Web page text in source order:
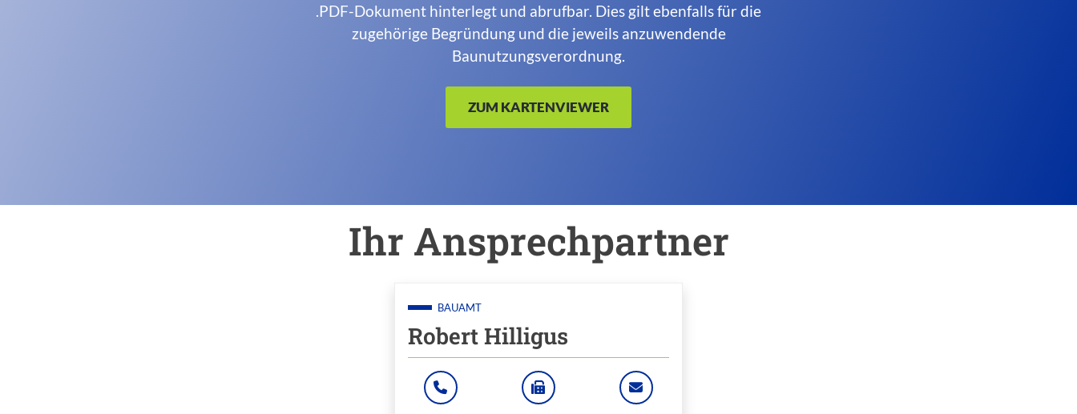
.PDF-Dokument hinterlegt und abrufbar. Dies gilt ebenfalls für die
zugehörige Begründung und die jeweils anzuwendende
Baunutzungsverordnung.
ZUM KARTENVIEWER
Einleitung
Ihr Ansprechpartner
BAUAMT
Robert Hilligus
: +49 5621 701411: +49 5621 701460: ROBERT.HILLIGUS@BAD-WILDUNGEN.DE